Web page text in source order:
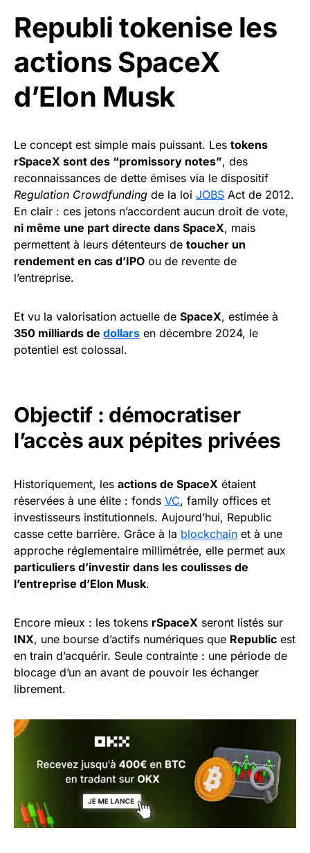
Republi tokenise les
actions SpaceX
d’Elon Musk
Le concept est simple mais puissant. Les tokens
rSpaceX sont des “promissory notes”, des
reconnaissances de dette émises via le dispositif
Regulation Crowdfunding de la loi JOBS Act de 2012.
En clair : ces jetons n’accordent aucun droit de vote,
ni même une part directe dans SpaceX, mais
permettent à leurs détenteurs de toucher un
rendement en cas d’IPO ou de revente de
l’entreprise.
Et vu la valorisation actuelle de SpaceX, estimée à
350 milliards de dollars en décembre 2024, le
potentiel est colossal.
Objectif : démocratiser
l’accès aux pépites privées
Historiquement, les actions de SpaceX étaient
réservées à une élite : fonds VC, family offices et
investisseurs institutionnels. Aujourd’hui, Republic
casse cette barrière. Grâce à la blockchain et à une
approche réglementaire millimétrée, elle permet aux
particuliers d’investir dans les coulisses de
l’entreprise d’Elon Musk.
Encore mieux : les tokens rSpaceX seront listés sur
INX, une bourse d’actifs numériques que Republic est
en train d’acquérir. Seule contrainte : une période de
blocage d’un an avant de pouvoir les échanger
librement.